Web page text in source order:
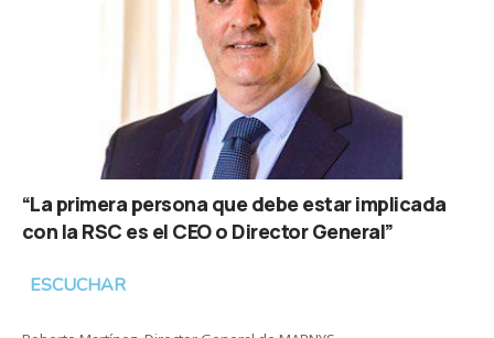
“La primera persona que debe estar implicada
con la RSC es el CEO o Director General”
ESCUCHAR